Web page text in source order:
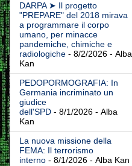
DARPA ➤ Il progetto
"PREPARE" del 2018 mirava
a programmare il corpo
umano, per minacce
pandemiche, chimiche e
radiologiche - 8/2/2026 - Alba
Kan
PEDOPORMOGRAFIA: In
Germania incriminato un
giudice
dell'SPD - 8/1/2026 - Alba
Kan
La nuova missione della
FEMA: Il terrorismo
interno - 8/1/2026 - Alba Kan